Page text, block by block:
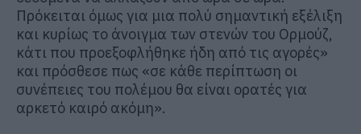
Πρόκειται όμως για μια πολύ σημαντική εξέλιξη
και κυρίως το άνοιγμα των στενών του Ορμούζ,
κάτι που προεξοφλήθηκε ήδη από τις αγορές»
και πρόσθεσε πως «σε κάθε περίπτωση οι
συνέπειες του πολέμου θα είναι ορατές για
αρκετό καιρό ακόμη».